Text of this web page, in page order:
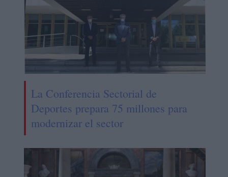
La Conferencia Sectorial de
Deportes prepara 75 millones para
modernizar el sector